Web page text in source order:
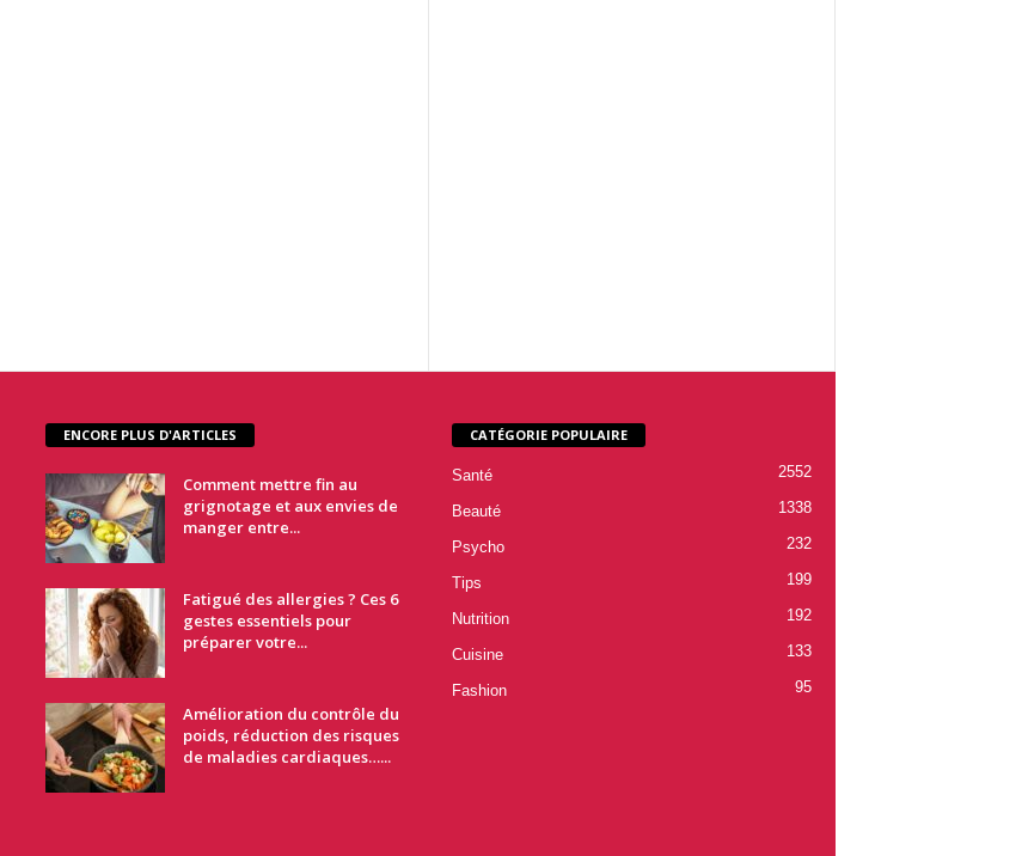
ENCORE PLUS D'ARTICLES
Comment mettre fin au
grignotage et aux envies de
manger entre...
Fatigué des allergies ? Ces 6
gestes essentiels pour
préparer votre...
Amélioration du contrôle du
poids, réduction des risques
de maladies cardiaques…...
CATÉGORIE POPULAIRE
Santé 2552
Beauté 1338
Psycho 232
Tips 199
Nutrition 192
Cuisine 133
Fashion 95